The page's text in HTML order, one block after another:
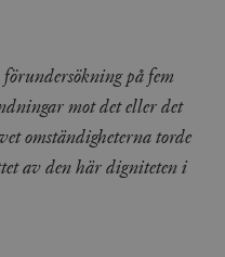
på fem
mot det eller det
omständigheterna torde
av den här digniteten i